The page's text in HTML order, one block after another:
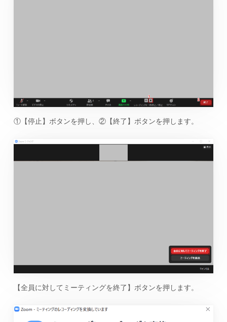
①【停止】ボタンを押し、②【終了】ボタンを押します。
【全員に対してミーティングを終了】ボタンを押します。